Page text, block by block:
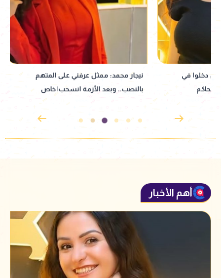
نيجار محمد: ممثل عرفني على المتهم
بالنصب.. وبعد الأزمة انسحب| خاص
نبيلة عبيد تعود
إذاعي جديد مأخوذ
القدوس
أهم الأخبار